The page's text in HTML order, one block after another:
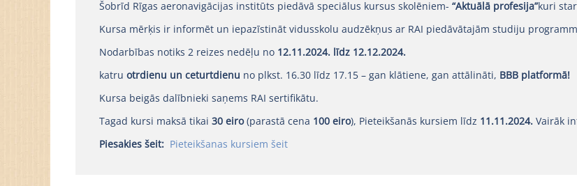
Šobrīd Rīgas aeronavigācijas institūts piedāvā speciālus kursus skolēniem- “Aktuālā profesija”kuri
Kursa mērķis ir informēt un iepazīstināt vidusskolu audzēkņus ar RAI piedāvātajām studiju
Nodarbības notiks 2 reizes nedēļu no 12.11.2024. līdz 12.12.2024.
katru otrdienu un ceturtdienu no plkst. 16.30 līdz 17.15 – gan klātiene, gan attālināti, BBB platformā!
Kursa beigās dalībnieki saņems RAI sertifikātu.
Tagad kursi maksā tikai 30 eiro(parastā cena 100 eiro), Pieteikšanās kursiem līdz 11.11.2024. Vairāk
Piesakies šeit: Pieteikšanas kursiem šeit